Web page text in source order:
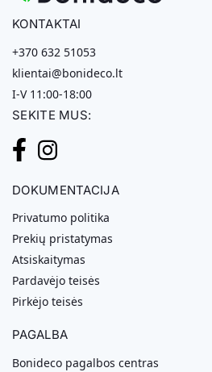
KONTAKTAI
+370 632 51053
klientai@bonideco.lt
I-V 11:00-18:00
SEKITE MUS:
DOKUMENTACIJA
Privatumo politika
Prekių pristatymas
Atsiskaitymas
Pardavėjo teisės
Pirkėjo teisės
PAGALBA
Bonideco pagalbos centras